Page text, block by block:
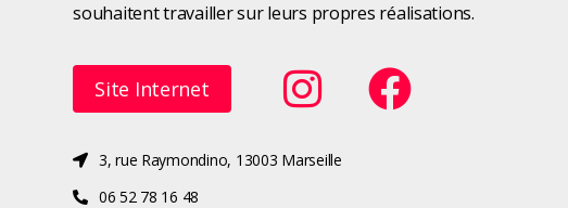
souhaitent travailler sur leurs propres réalisations.
Site Internet
3, rue Raymondino, 13003 Marseille
06 52 78 16 48‬